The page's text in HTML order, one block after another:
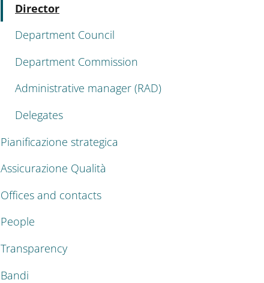
Director
Department Council
Department Commission
Administrative manager (RAD)
Delegates
Pianificazione strategica
Assicurazione Qualità
Offices and contacts
People
Transparency
Bandi